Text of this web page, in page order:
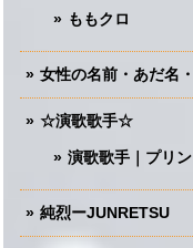
ももクロ
女性の名前・あだ名
☆演歌歌手☆
演歌歌手｜プリ
純烈ーJUNRETSU